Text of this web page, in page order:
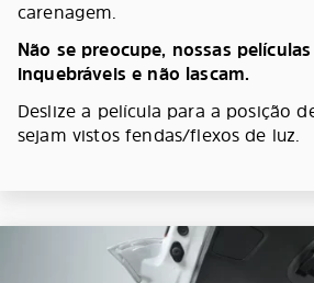
carenagem.
Não se preocupe, nossas
inquebráveis e não lascam.
Deslize a película para a posição
sejam vistos fendas/flexos de luz.